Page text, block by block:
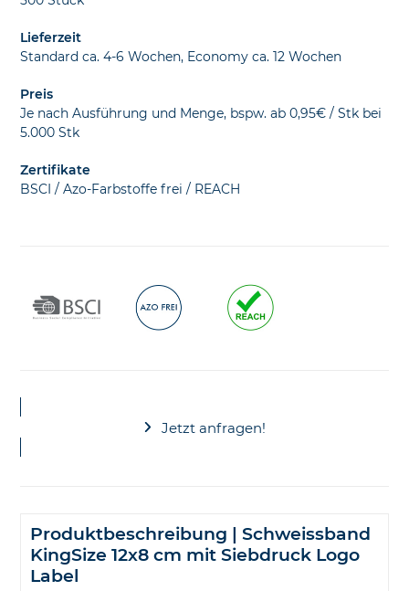
Lieferzeit
Standard ca. 4-6 Wochen, Economy ca. 12 Wochen
Preis
Je nach Ausführung und Menge, bspw. ab 0,95€ / Stk bei
5.000 Stk
Zertifikate
BSCI / Azo-Farbstoffe frei / REACH
Jetzt anfragen!
Produktbeschreibung | Schweissband
KingSize 12x8 cm mit Siebdruck Logo
Label